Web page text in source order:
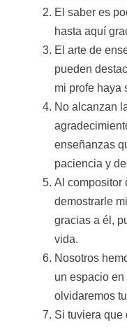
El saber es
hasta aquí
El arte de
pueden
mi profe haya
No alcanzan
enseñanzas
paciencia y
Al compositor
demostrarle
gracias a él,
vida.
Nosotros
un espacio
olvidaremos
Si tuviera que